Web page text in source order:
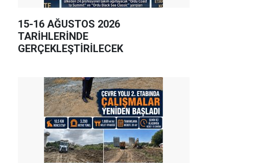
15-16 AĞUSTOS 2026
TARİHLERİNDE
GERÇEKLEŞTİRİLECEK